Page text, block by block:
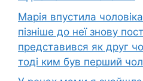
Марія впустила
пізніше до неї знову
представився як друг
тоді ким був перший